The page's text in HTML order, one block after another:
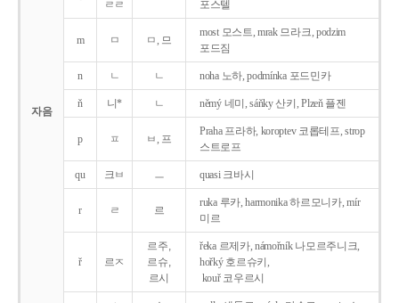
자음
ㄹㄹ
포스텔
m ㅁ ㅁ, 므
most 모스트, mrak 므라크, podzim
포드짐
n ㄴ ㄴ noha 노하, podmínka 포드민카
ň 니* ㄴ němý 네미, sáňky 산키, Plzeň 플젠
p ㅍ ㅂ, 프
Praha 프라하, koroptev 코롭테프, strop
스트로프
qu 크ㅂ ㅡ quasi 크바시
r ㄹ 르
ruka 루카, harmonika 하르모니카, mír
미르
ř 르ㅈ
르주,
르슈,
르시
řeka 르제카, námořník 나모르주니크,
hořký 호르슈키,
kouř 코우르시